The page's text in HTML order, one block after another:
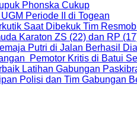
Phonska Cukup
Periode II di Togean
Saat Dibekuk Tim
Karaton ZS (22) dan RP
Putri di Jalan Berhasil
Pemotor Kritis di Batui
Latihan Gabungan
Polisi dan Tim Gabungan